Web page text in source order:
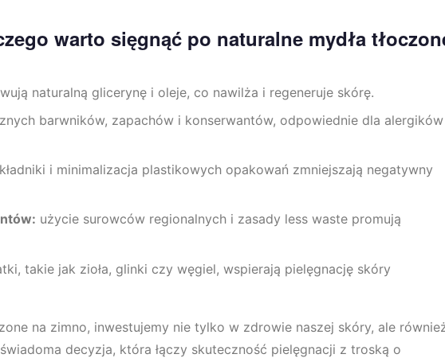
warto sięgnąć po naturalne mydła
naturalną glicerynę i oleje, co nawilża i regeneruje skórę.
barwników, zapachów i konserwantów, odpowiednie dla
i minimalizacja plastikowych opakowań zmniejszają negatywny
użycie surowców regionalnych i zasady less waste promują
takie jak zioła, glinki czy węgiel, wspierają pielęgnację skóry
na zimno, inwestujemy nie tylko w zdrowie naszej skóry, ale
decyzja, która łączy skuteczność pielęgnacji z troską o